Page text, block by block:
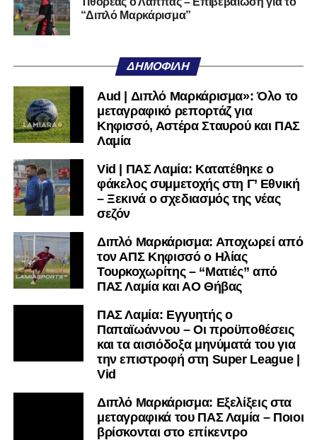
χρειαστεί κανείς άλλος να το κάνει.
Όταν αποφασίσει να συνειδητοποιήσει ότι είναι
πολύ μικρή.
Ακολουθήστε το lamiara.grστοGoogle Newsγια να
μαθαίνετε πρώτοι τα κυανόλευκα νέα στην Ελλάδα και τον
υπόλοιπο κόσμο. Ακολουθήστε το lamiara.gr στο
μαθαίνετε σε χρόνο dt όλα τα νέα.
“Διπλό Μαρκάρισμα”
ΔΗΜΟΦΙΛΉ
Aud | Διπλό Μαρκάρισμα»: Όλο το
μεταγραφικό ρεπορτάζ για
Κηφισσό, Αστέρα Σταυρού και ΠΑΣ
Λαμία
Vid | ΠΑΣ Λαμία: Κατατέθηκε ο
φάκελος συμμετοχής στη Γ’ Εθνική
– Ξεκινά ο σχεδιασμός της νέας
σεζόν
Διπλό Μαρκάρισμα: Αποχωρεί από
τον ΑΠΣ Κηφισσό ο Ηλίας
Τουρκοχωρίτης – “Ματιές” από
ΠΑΣ Λαμία και ΑΟ Θήβας
ΠΑΣ Λαμία: Εγγυητής ο
Παπαϊωάννου – Οι προϋποθέσεις
και τα αισιόδοξα μηνύματά του για
την επιστροφή στη Super League |
Vid
Διπλό Μαρκάρισμα: Εξελίξεις στα
μεταγραφικά του ΠΑΣ Λαμία – Ποιοι
βρίσκονται στο επίκεντρο